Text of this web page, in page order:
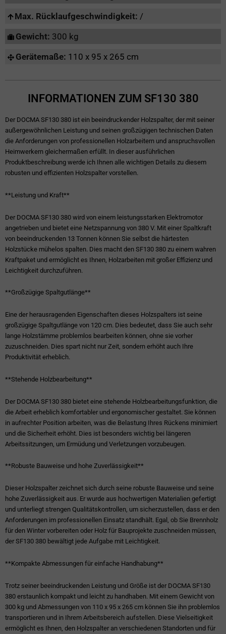
Max. Rücklaufgeschwindigkeit: /
Gewicht: 300 kg
Gerätemaße: 110 x 95 x 265 cm
INFORMATIONEN ZUM SF130 380
Der DOCMA SF130 380 ist ein beeindruckender Holzspalter, der mit seiner
außergewöhnlichen Leistung und seinen großzügigen technischen Daten
die Anforderungen von professionellen Holzarbeitern und anspruchsvollen
Heimwerkern gleichermaßen erfüllt. In dieser ausführlichen
Produktbeschreibung werde ich Ihnen alle wichtigen Details zu diesem
robusten und effizienten Holzspalter vorstellen.
**Leistung und Kraft**
Der DOCMA SF130 380 wird von einem leistungsstarken Elektromotor
angetrieben und bietet eine Netzspannung von 380 V. Mit einer Spaltkraft
von beeindruckenden 13 Tonnen können Sie selbst die härtesten
Holzstücke mühelos spalten. Dies macht den SF130 380 zu einem wahren
Kraftpaket und ermöglicht es Ihnen, Holzarbeiten mit großer Effizienz und
Leichtigkeit durchzuführen.
**Großzügige Spaltgutlänge**
Eine der herausragenden Eigenschaften dieses Holzspalters ist seine
großzügige Spaltgutlänge von 120 cm. Dies bedeutet, dass Sie auch sehr
lange Holzstämme problemlos bearbeiten können, ohne sie vorher
zuzuschneiden. Dies spart nicht nur Zeit, sondern erhöht auch Ihre
Produktivität erheblich.
**Stehende Holzbearbeitung**
Der DOCMA SF130 380 bietet eine stehende Holzbearbeitungsfunktion, die
die Arbeit erheblich komfortabler und ergonomischer gestaltet. Sie können
in aufrechter Position arbeiten, was die Belastung Ihres Rückens minimiert
und die Sicherheit erhöht. Dies ist besonders wichtig bei längeren
Arbeitssitzungen, um Ermüdung und Verletzungen vorzubeugen.
**Robuste Bauweise und hohe Zuverlässigkeit**
Dieser Holzspalter zeichnet sich durch seine robuste Bauweise und seine
hohe Zuverlässigkeit aus. Er wurde aus hochwertigen Materialien gefertigt
und unterliegt strengen Qualitätskontrollen, um sicherzustellen, dass er den
Anforderungen im professionellen Einsatz standhält. Egal, ob Sie Brennholz
für den Winter vorbereiten oder Holz für Bauprojekte zuschneiden müssen,
der SF130 380 bewältigt jede Aufgabe mit Leichtigkeit.
**Kompakte Abmessungen für einfache Handhabung**
Trotz seiner beeindruckenden Leistung und Größe ist der DOCMA SF130
380 erstaunlich kompakt und leicht zu handhaben. Mit einem Gewicht von
300 kg und Abmessungen von 110 x 95 x 265 cm können Sie ihn problemlos
transportieren und in Ihrem Arbeitsbereich aufstellen. Diese Vielseitigkeit
ermöglicht es Ihnen, den Holzspalter an verschiedenen Standorten und für